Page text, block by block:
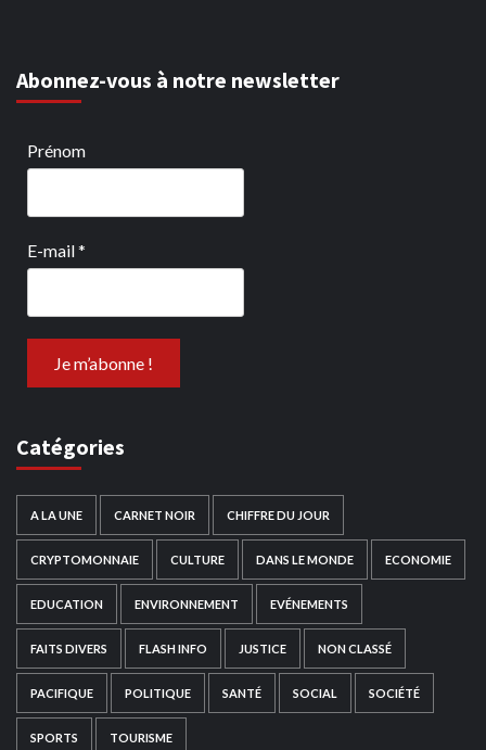
Abonnez-vous à notre newsletter
Prénom
E-mail*
Catégories
A LA UNE CARNET NOIR CHIFFRE DU JOUR
CRYPTOMONNAIE CULTURE DANS LE MONDE ECONOMIE
EDUCATION ENVIRONNEMENT EVÉNEMENTS
FAITS DIVERS FLASH INFO JUSTICE NON CLASSÉ
PACIFIQUE POLITIQUE SANTÉ SOCIAL SOCIÉTÉ
SPORTS TOURISME